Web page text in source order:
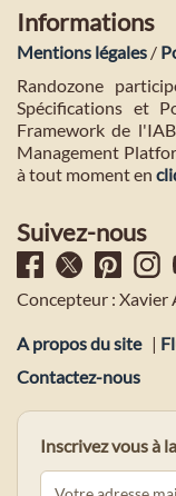
Informations
Mentions légales /
Randozone
Spécifications et
Framework de
Management
à tout moment en
Suivez-nous
Concepteur : Xavier
A propos du site |
Contactez-nous
Inscrivez vous à